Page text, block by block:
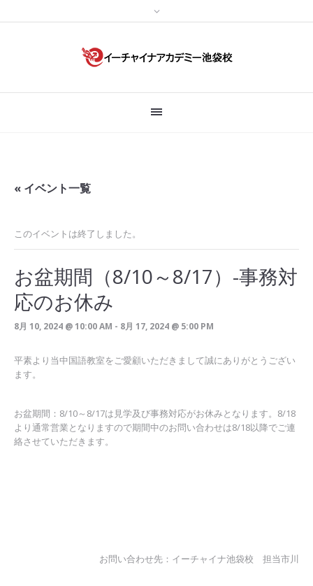
« イベント一覧
このイベントは終了しました。
お盆期間（8/10～8/17）-事務対
応のお休み
8月 10, 2024 @ 10:00 AM - 8月 17, 2024 @ 5:00 PM
平素より当中国語教室をご愛顧いただきまして誠にありがとうござい
ます。
お盆期間：8/10～8/17は見学及び事務対応がお休みとなります。8/18
より通常営業となりますので期間中のお問い合わせは8/18以降でご連
絡させていただきます。
お問い合わせ先：イーチャイナ池袋校 担当市川